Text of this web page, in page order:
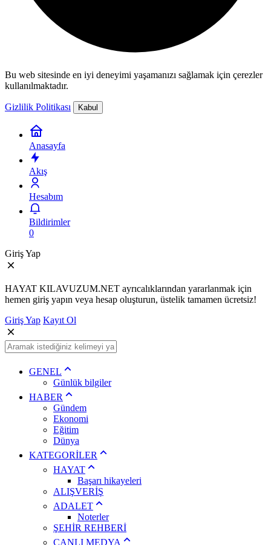
Bu web sitesinde en iyi deneyimi yaşamanızı sağlamak için çerezler
kullanılmaktadır.
Gizlilik Politikası Kabul
Anasayfa
Akış
Hesabım
Bildirimler
0
Giriş Yap
HAYAT KILAVUZUM.NET ayrıcalıklarından yararlanmak için
hemen giriş yapın veya hesap oluşturun, üstelik tamamen ücretsiz!
Giriş Yap Kayıt Ol
GENEL
Günlük bilgiler
HABER
Gündem
Ekonomi
Eğitim
Dünya
KATEGORİLER
HAYAT
Başarı hikayeleri
ALIŞVERİŞ
ADALET
Noterler
ŞEHİR REHBERİ
CANLI MEDYA